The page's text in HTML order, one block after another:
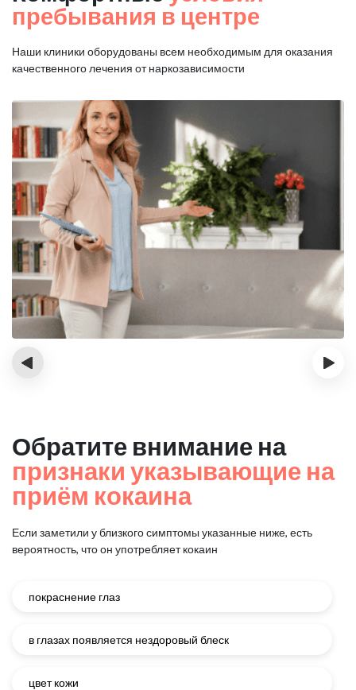
пребывания в центре
Наши клиники оборудованы всем необходимым для оказания
качественного лечения от наркозависимости
‹ ›
Обратите внимание на
признаки указывающие на
приём кокаина
Если заметили у близкого симптомы указанные ниже, есть
вероятность, что он употребляет кокаин
покраснение глаз
в глазах появляется нездоровый блеск
цвет кожи